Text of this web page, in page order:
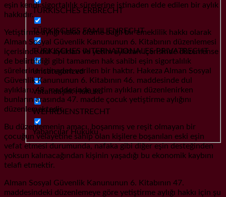
TÜRKISCHES ERBRECHT
TÜRKISCHES FAMILIENRECHT
TÜRKISCHES INTERNATIONALES PRIVATRECHT
Uncategorized
Vatandaşlık Hukuku
WEHRDIENSTRECHT
Yabancılar Hukuku
eşin kendi sigortalılık sürelerine istinaden elde edilen bir aylık
hakkıdır.
Yetiştirme aylığı hakkı ölüme bağlı bir emeklilik hakkı olarak
Alman Sosyal Güvenlik Kanununun 6. Kitabının düzenlemesi
içerisinde dul aylıkları ve yetim aylıkları içerisinde düzenlense
de belirtildiği gibi tamamen hak sahibi eşin sigortalılık
sürelerine istinaden verilen bir haktır. Hakeza Alman Sosyal
Güvenlik Kanununun 6. Kitabının 46. maddesinde dul
aylıkları, 48. maddesinde yetim aylıkları düzenlenirken
bunların arasında 47. madde çocuk yetiştirme aylığını
düzenlemektedir.
Bu düzenlemenin amacı, boşanmış ve reşit olmayan bir
çocuğun velayetine sahip olan kişilere boşanılan eski eşin
vefat etmesi durumunda, nafaka gibi diğer eşin desteğinden
yoksun kalınacağından kişinin yaşadığı bu ekonomik kaybını
telafi etmektir.
Alman Sosyal Güvenlik Kanununun 6. Kitabının 47.
maddesindeki düzenlemeye göre yetiştirme aylığı hakkı için şu